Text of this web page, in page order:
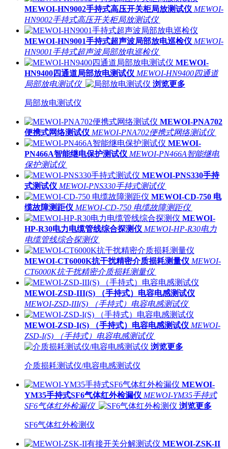
MEWOI-HN9002手持式高压开关柜局放测试仪 MEWOI-
HN9002手持式高压开关柜局放测试仪
MEWOI-HN9001手持式超声波局部放电巡检仪 MEWOI-
HN9001手持式超声波局部放电巡检仪
MEWOI-
HN9400四通道局部放电测试仪 MEWOI-HN9400四通道
局部放电测试仪
浏览更多
局部放电测试仪
MEWOI-PNA702
便携式网络测试仪 MEWOI-PNA702便携式网络测试仪
MEWOI-
PN466A智能继电保护测试仪 MEWOI-PN466A智能继电
保护测试仪
MEWOI-PNS330手持
式测试仪 MEWOI-PNS330手持式测试仪
MEWOI-CD-750 电
缆故障测距仪 MEWOI-CD-750 电缆故障测距仪
MEWOI-
HP-R30电力电缆管线综合探测仪 MEWOI-HP-R30电力
电缆管线综合探测仪
MEWOI-CT6000K抗干扰精密介质损耗测量仪 MEWOI-
CT6000K抗干扰精密介质损耗测量仪
MEWOI-ZSD-III(S) （手持式）电容电感测试仪
MEWOI-ZSD-III(S) （手持式）电容电感测试仪
MEWOI-ZSD-I(S) （手持式）电容电感测试仪 MEWOI-
ZSD-I(S) （手持式）电容电感测试仪
浏览更多
介质损耗测试仪/电容电感测试仪
MEWOI-
YM35手持式SF6气体红外检漏仪 MEWOI-YM35手持式
SF6气体红外检漏仪
浏览更多
SF6气体红外检测仪
MEWOI-ZSK-II